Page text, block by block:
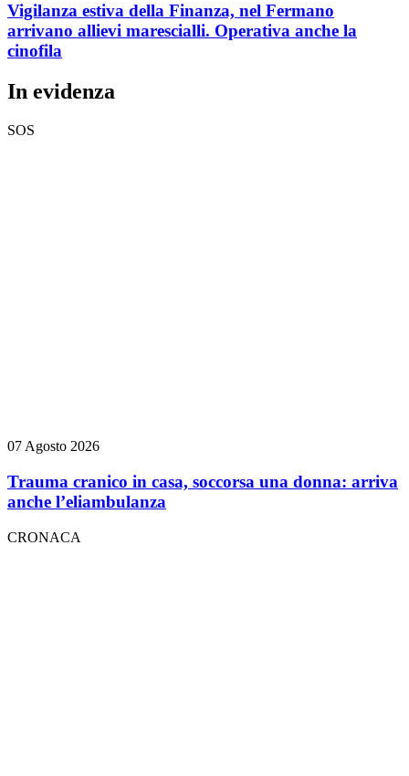
Vigilanza estiva della Finanza, nel Fermano
arrivano allievi marescialli. Operativa anche la
cinofila
In evidenza
SOS
07 Agosto 2026
Trauma cranico in casa, soccorsa una donna: arriva
anche l’eliambulanza
CRONACA